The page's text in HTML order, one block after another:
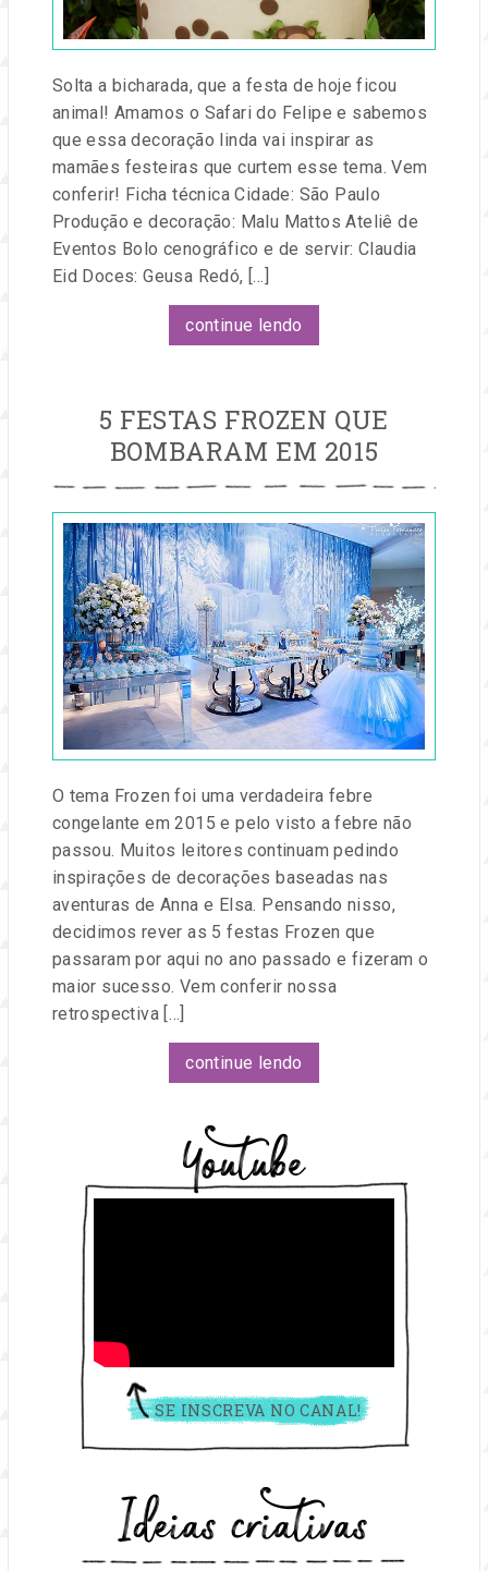
e
eventos.
Solta a bicharada, que a festa de hoje ficou
animal! Amamos o Safari do Felipe e sabemos
que essa decoração linda vai inspirar as
mamães festeiras que curtem esse tema. Vem
conferir! Ficha técnica Cidade: São Paulo
Produção e decoração: Malu Mattos Ateliê de
Eventos Bolo cenográfico e de servir: Claudia
Eid Doces: Geusa Redó, […]
continue lendo
5 FESTAS FROZEN QUE
BOMBARAM EM 2015
Publicado
em
07
jan,
2016por
Administrador
xdevs
O tema Frozen foi uma verdadeira febre
congelante em 2015 e pelo visto a febre não
passou. Muitos leitores continuam pedindo
inspirações de decorações baseadas nas
aventuras de Anna e Elsa. Pensando nisso,
decidimos rever as 5 festas Frozen que
passaram por aqui no ano passado e fizeram o
maior sucesso. Vem conferir nossa
retrospectiva […]
continue lendo
Youtube
SE INSCREVA NO CANAL!
Ideias criativas